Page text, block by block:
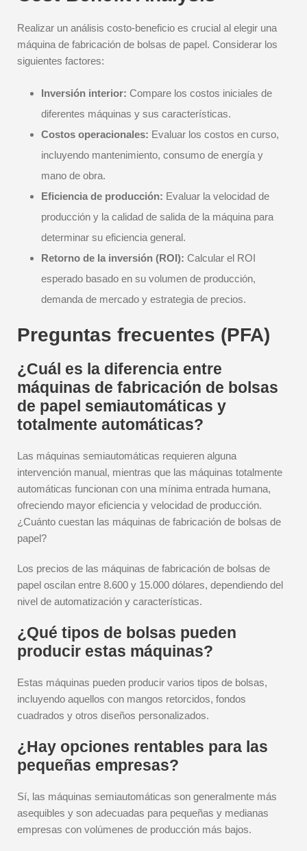
Realizar un análisis costo-beneficio es crucial al elegir una
máquina de fabricación de bolsas de papel. Considerar los
siguientes factores:
Inversión interior: Compare los costos iniciales de
diferentes máquinas y sus características.
Costos operacionales: Evaluar los costos en curso,
incluyendo mantenimiento, consumo de energía y
mano de obra.
Eficiencia de producción: Evaluar la velocidad de
producción y la calidad de salida de la máquina para
determinar su eficiencia general.
Retorno de la inversión (ROI): Calcular el ROI
esperado basado en su volumen de producción,
demanda de mercado y estrategia de precios.
Preguntas frecuentes (PFA)
¿Cuál es la diferencia entre
máquinas de fabricación de bolsas
de papel semiautomáticas y
totalmente automáticas?
Las máquinas semiautomáticas requieren alguna
intervención manual, mientras que las máquinas totalmente
automáticas funcionan con una mínima entrada humana,
ofreciendo mayor eficiencia y velocidad de producción.
¿Cuánto cuestan las máquinas de fabricación de bolsas de
papel?
Los precios de las máquinas de fabricación de bolsas de
papel oscilan entre 8.600 y 15.000 dólares, dependiendo del
nivel de automatización y características.
¿Qué tipos de bolsas pueden
producir estas máquinas?
Estas máquinas pueden producir varios tipos de bolsas,
incluyendo aquellos con mangos retorcidos, fondos
cuadrados y otros diseños personalizados.
¿Hay opciones rentables para las
pequeñas empresas?
Sí, las máquinas semiautomáticas son generalmente más
asequibles y son adecuadas para pequeñas y medianas
empresas con volúmenes de producción más bajos.